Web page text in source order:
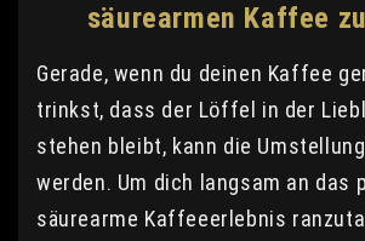
säurearmen Kaffee
Gerade, wenn du deinen Kaffee
trinkst, dass der Löffel in der
stehen bleibt, kann die
werden. Um dich langsam an das
säurearme Kaffeeerlebnis